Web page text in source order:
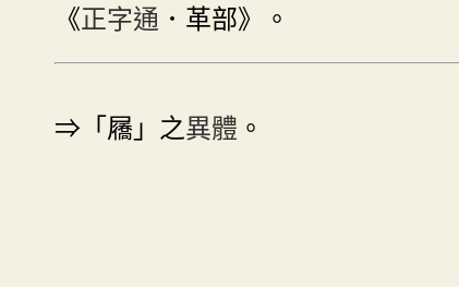
《正字通 ．革部》。
⇒「屩」之異體 。